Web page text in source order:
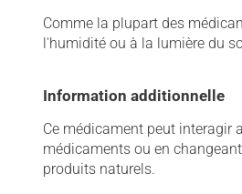
Comme la plupart des
l'humidité ou à la lumière du
Information additionnelle
Ce médicament peut interagir
médicaments ou en
produits naturels.